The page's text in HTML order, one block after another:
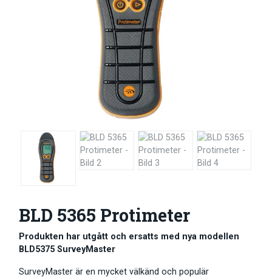
BLD 5365 Protimeter
Produkten har utgått och ersatts med nya modellen
BLD5375 SurveyMaster
SurveyMaster är en mycket välkänd och populär